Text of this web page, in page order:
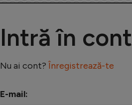
Intră în cont
Nu ai cont? Înregistrează-te
E-mail: